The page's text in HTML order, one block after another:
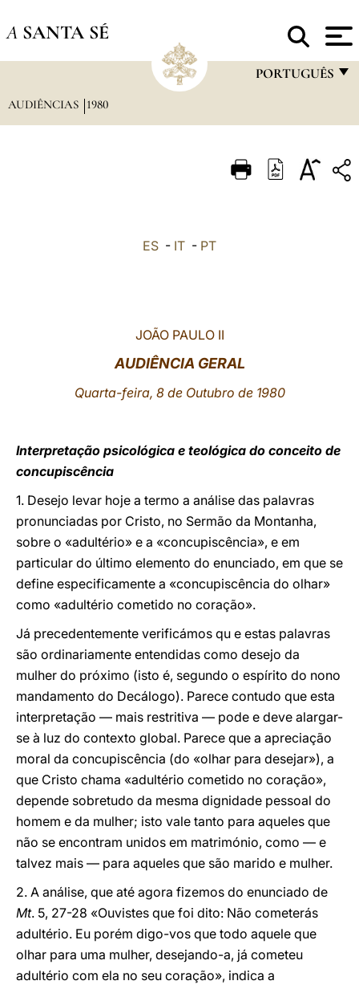
A SANTA SÉ
PORTUGUÊS
ITALIANO
LATINE
AUDIÊNCIAS 1980
ES - IT - PT
JOÃO PAULO II
AUDIÊNCIA GERAL
Quarta-feira, 8 de Outubro de 1980
Interpretação psicológica e teológica do conceito de
concupiscência
1. Desejo levar hoje a termo a análise das palavras
pronunciadas por Cristo, no Sermão da Montanha,
sobre o «adultério» e a «concupiscência», e em
particular do último elemento do enunciado, em que se
define especificamente a «concupiscência do olhar»
como «adultério cometido no coração».
Já precedentemente verificámos qu e estas palavras
são ordinariamente entendidas como desejo da
mulher do próximo (isto é, segundo o espírito do nono
mandamento do Decálogo). Parece contudo que esta
interpretação — mais restritiva — pode e deve alargar-
se à luz do contexto global. Parece que a apreciação
moral da concupiscência (do «olhar para desejar»), a
que Cristo chama «adultério cometido no coração»,
depende sobretudo da mesma dignidade pessoal do
homem e da mulher; isto vale tanto para aqueles que
não se encontram unidos em matrimónio, como — e
talvez mais — para aqueles que são marido e mulher.
2. A análise, que até agora fizemos do enunciado de
Mt. 5, 27-28 «Ouvistes que foi dito: Não cometerás
adultério. Eu porém digo-vos que todo aquele que
olhar para uma mulher, desejando-a, já cometeu
adultério com ela no seu coração», indica a